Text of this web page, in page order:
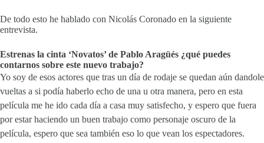
De todo esto he hablado con Nicolás Coronado en la siguiente
entrevista.
Estrenas la cinta ‘Novatos’ de Pablo Aragüés ¿qué puedes
contarnos sobre este nuevo trabajo?
Yo soy de esos actores que tras un día de rodaje se quedan aún dandole
vueltas a si podía haberlo echo de una u otra manera, pero en esta
película me he ido cada día a casa muy satisfecho, y espero que fuera
por estar haciendo un buen trabajo como personaje oscuro de la
película, espero que sea también eso lo que vean los espectadores.